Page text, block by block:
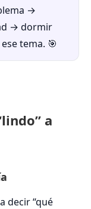
→
→ dormir
tema. 🎯
a
decir “qué